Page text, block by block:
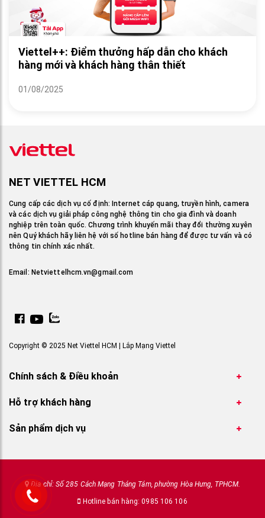
Viettel++: Điểm thưởng hấp dẫn cho khách
hàng mới và khách hàng thân thiết
01/08/2025
NET VIETTEL HCM
Cung cấp các dịch vụ cố định: Internet cáp quang, truyền hình, camera
và các dịch vụ giải pháp công nghệ thông tin cho gia đình và doanh
nghiệp trên toàn quốc. Chương trình khuyến mãi thay đổi thường xuyên
nên Quý khách hãy liên hệ với số hotline bán hàng để được tư vấn và có
thông tin chính xác nhất.
Email: Netviettelhcm.vn@gmail.com
Copyright © 2025 Net Viettel HCM | Lắp Mạng Viettel
Chính sách & Điều khoản
Hỗ trợ khách hàng
Sản phẩm dịch vụ
Địa chỉ: Số 285 Cách Mạng Tháng Tám, phường Hòa Hưng, TPHCM.
Hotline bán hàng: 0985 106 106